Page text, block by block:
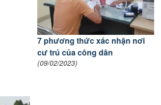
7 phương thức xác nhận nơi
cư trú của công dân
(09/02/2023)